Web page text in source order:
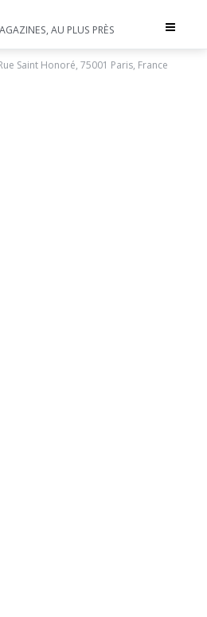
Toggle
AU PLUS PRÈS
Saint Honoré, 75001 Paris, France